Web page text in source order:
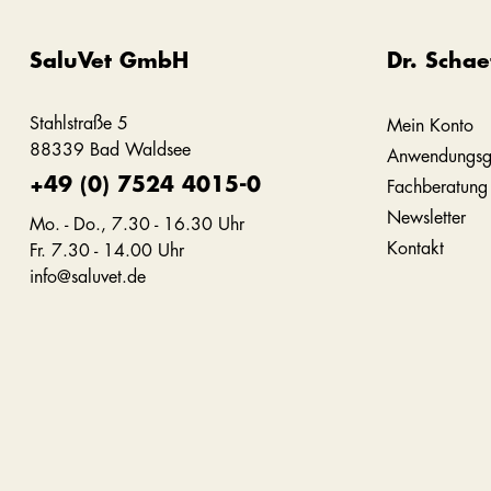
SaluVet GmbH
Stahlstraße 5
88339 Bad Waldsee
+49 (0) 7524 4015-0
Mo. - Do., 7.30 - 16.30 Uhr
Fr. 7.30 - 14.00 Uhr
info@saluvet.de
Dr.
Mein Konto
Fachberatung
Newsletter
Kontakt